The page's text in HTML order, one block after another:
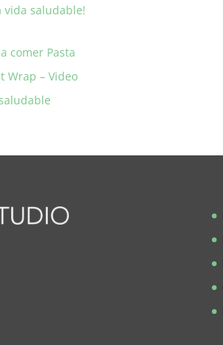
vida saludable!
comer Pasta
Wrap – Video